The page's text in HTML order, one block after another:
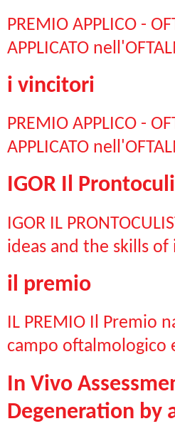
PREMIO APPLICO -
APPLICATO
i vincitori
PREMIO APPLICO -
APPLICATO
IGOR Il
IGOR IL
ideas and the skills
il premio
IL PREMIO Il Premio
campo oftalmologico
In Vivo
Degeneration by